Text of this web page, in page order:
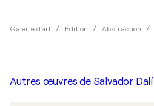
Galerie d'art Édition Abstraction
Autres œuvres de Salvador Dalí